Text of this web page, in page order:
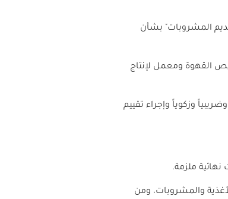
المشروبات" بشأن
القهوة ومعمل لإنتاج
وزكوياً وإجراء تقييم
نهائية ملزمة.
والمشروبات، ومن